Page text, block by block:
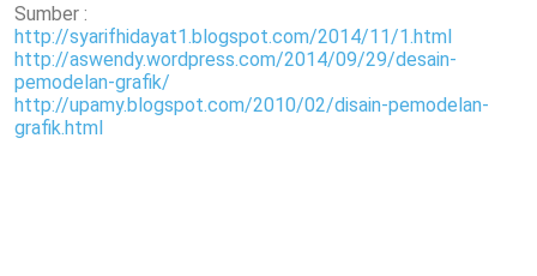
Sumber :
http://syarifhidayat1.blogspot.com/2014/11/1.html
http://aswendy.wordpress.com/2014/09/29/desain-
pemodelan-grafik/
http://upamy.blogspot.com/2010/02/disain-pemodelan-
grafik.html